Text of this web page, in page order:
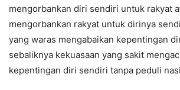
mengorbankan diri sendiri untuk rakyat
mengorbankan rakyat untuk dirinya
yang waras mengabaikan kepentingan
sebaliknya kekuasaan yang sakit
kepentingan diri sendiri tanpa peduli